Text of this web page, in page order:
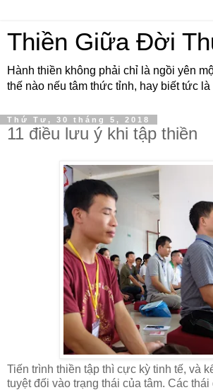
Thiền Giữa Đời
Hành thiền không phải chỉ là ngồi yên
thế nào nếu tâm thức tỉnh, hay biết tức
Thứ Tư, 30 tháng 5, 2018
11 điều lưu ý khi tập thiền
Tiến trình thiền tập thì cực kỳ tinh tế, và
tuyệt đối vào trạng thái của tâm. Các